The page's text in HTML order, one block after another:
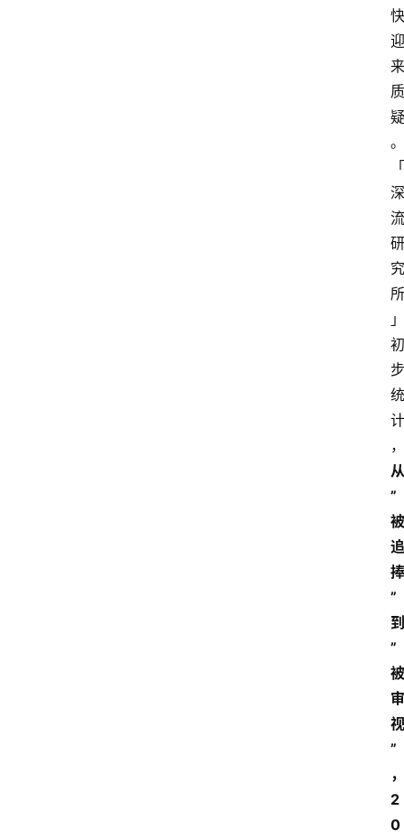
快
迎
来
质
疑
。
「
深
流
研
究
所
」
初
步
统
计
，
从
”
被
追
捧
”
到
”
被
审
视
”
，
2
0